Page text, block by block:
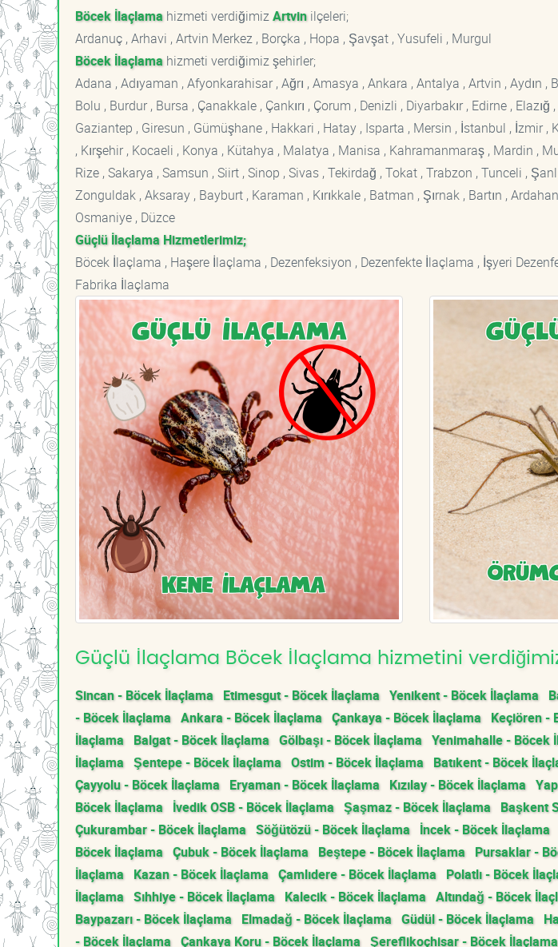
Böcek İlaçlama hizmeti verdiğimizArtvinilçeleri;
Ardanuç , Arhavi , Artvin Merkez , Borçka , Hopa , Şavşat , Yusufeli , Murgul
Böcek İlaçlama hizmeti verdiğimiz şehirler;
Adana , Adıyaman , Afyonkarahisar , Ağrı , Amasya , Ankara , Antalya , Artvin , Aydın ,
Bolu , Burdur , Bursa , Çanakkale , Çankırı , Çorum , Denizli , Diyarbakır , Edirne ,
Gaziantep , Giresun , Gümüşhane , Hakkari , Hatay , Isparta , Mersin , İstanbul , İzmir ,
, Kırşehir , Kocaeli , Konya , Kütahya , Malatya , Manisa , Kahramanmaraş , Mardin ,
Rize , Sakarya , Samsun , Siirt , Sinop , Sivas , Tekirdağ , Tokat , Trabzon , Tunceli ,
Zonguldak , Aksaray , Bayburt , Karaman , Kırıkkale , Batman , Şırnak , Bartın ,
Osmaniye , Düzce
Güçlü İlaçlama Hizmetlerimiz;
Böcek İlaçlama , Haşere İlaçlama , Dezenfeksiyon , Dezenfekte İlaçlama , İşyeri
Fabrika İlaçlama
Güçlü İlaçlama Böcek İlaçlama hizmetini
Sincan - Böcek İlaçlama Etimesgut - Böcek İlaçlama Yenikent - Böcek İlaçlama
- Böcek İlaçlama Ankara - Böcek İlaçlama Çankaya - Böcek İlaçlama Keçiören -
İlaçlama Balgat - Böcek İlaçlama Gölbaşı - Böcek İlaçlama Yenimahalle - Böcek
İlaçlama Şentepe - Böcek İlaçlama Ostim - Böcek İlaçlama Batıkent - Böcek
Çayyolu - Böcek İlaçlama Eryaman - Böcek İlaçlama Kızılay - Böcek İlaçlama
Böcek İlaçlama İvedik OSB - Böcek İlaçlama Şaşmaz - Böcek İlaçlama Başkent
Çukurambar - Böcek İlaçlama Söğütözü - Böcek İlaçlama İncek - Böcek İlaçlama
Böcek İlaçlama Çubuk - Böcek İlaçlama Beştepe - Böcek İlaçlama Pursaklar -
İlaçlama Kazan - Böcek İlaçlama Çamlıdere - Böcek İlaçlama Polatlı - Böcek
İlaçlama Sıhhiye - Böcek İlaçlama Kalecik - Böcek İlaçlama Altındağ - Böcek
Baypazarı - Böcek İlaçlama Elmadağ - Böcek İlaçlama Güdül - Böcek İlaçlama
- Böcek İlaçlama Çankaya Koru - Böcek İlaçlama Şereflikoçhisar - Böcek İlaçlama